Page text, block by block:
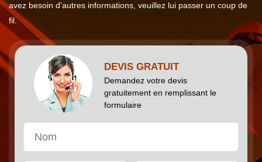
avez besoin d'autres informations, veuillez lui passer un coup de
fil.
DEVIS GRATUIT
Demandez votre devis
gratuitement en remplissant le
formulaire